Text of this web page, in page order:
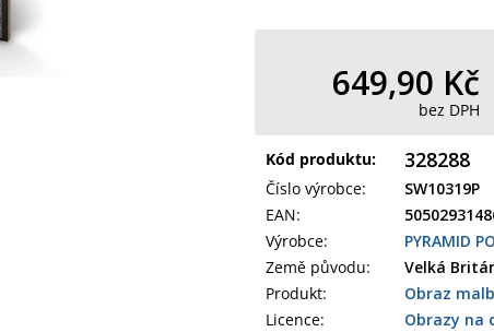
649,90 Kč
bez DPH
Kód produktu: 328288
Číslo výrobce:
SW10319P
EAN:
Výrobce:
PYRAMID
Země původu:
Velká
Produkt:
Obraz
Licence:
Obrazy na